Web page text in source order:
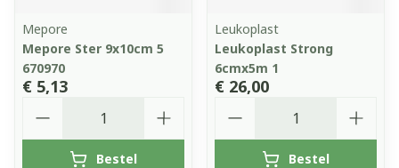
Mepore
Mepore Ster 9x10cm 5
670970
€ 5,13
Bestel
Leukoplast
Leukoplast Strong
6cmx5m 1
€ 26,00
Bestel